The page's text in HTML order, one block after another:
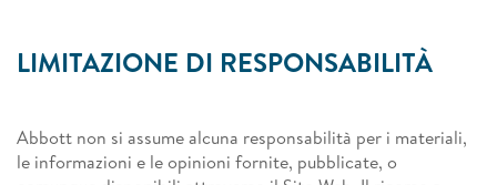
LIMITAZIONE DI RESPONSABILITÀ
Abbott non si assume alcuna responsabilità per i materiali,
le informazioni e le opinioni fornite, pubblicate, o